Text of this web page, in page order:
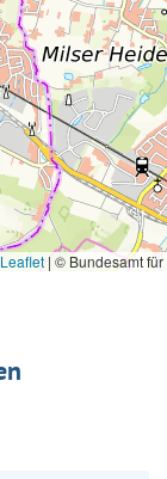
| © Bundesamt